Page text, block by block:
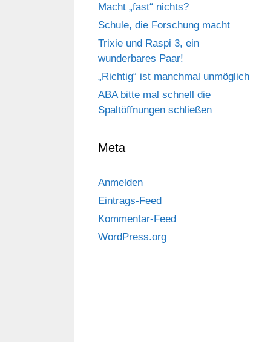
Macht „fast“ nichts?
Schule, die Forschung macht
Trixie und Raspi 3, ein
wunderbares Paar!
„Richtig“ ist manchmal unmöglich
ABA bitte mal schnell die
Spaltöffnungen schließen
Meta
Anmelden
Eintrags-Feed
Kommentar-Feed
WordPress.org